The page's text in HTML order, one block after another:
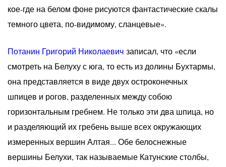
кое-где на белом фоне рисуются фантастические скалы
темного цвета, по-видимому, сланцевые».
Потанин Григорий Николаевич записал, что «если
смотреть на Белуху с юга, то есть из долины Бухтармы,
она представляется в виде двух остроконечных
шпицев и рогов, разделенных между собою
горизонтальным гребнем. Не только эти два шпица, но
и разделяющий их гребень выше всех окружающих
измеренных вершин Алтая... Обе белоснежные
вершины Белухи, так называемые Катунские столбы,